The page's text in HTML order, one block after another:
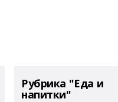
Рубрика "Еда и
напитки"